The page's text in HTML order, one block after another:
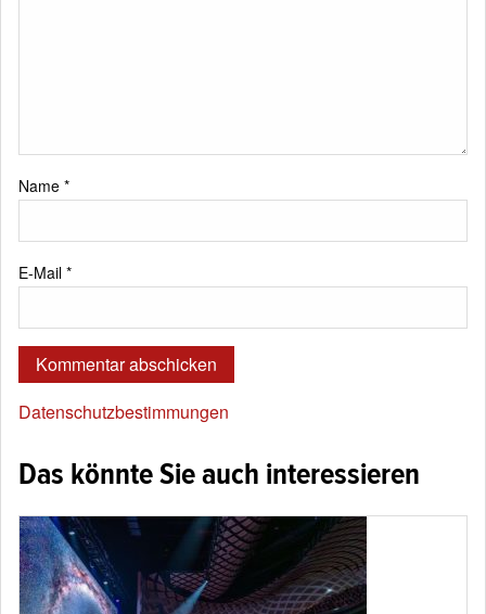
Name *
E-Mail *
Datenschutzbestimmungen
Das könnte Sie auch interessieren